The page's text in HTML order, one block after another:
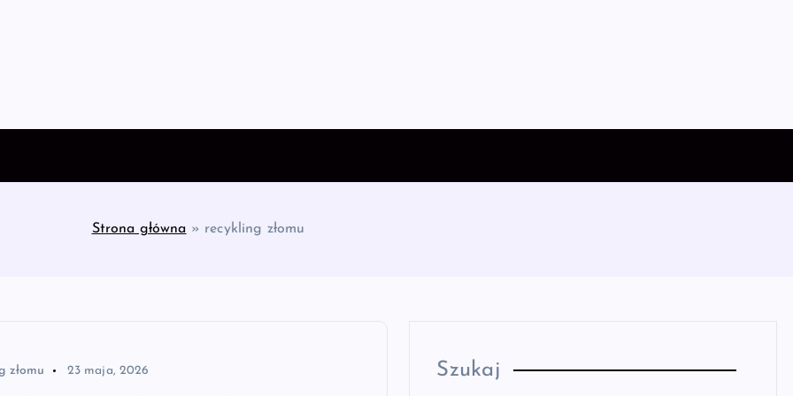
Strona główna » recykling złomu
złomu 23 maja, 2026 Szukaj